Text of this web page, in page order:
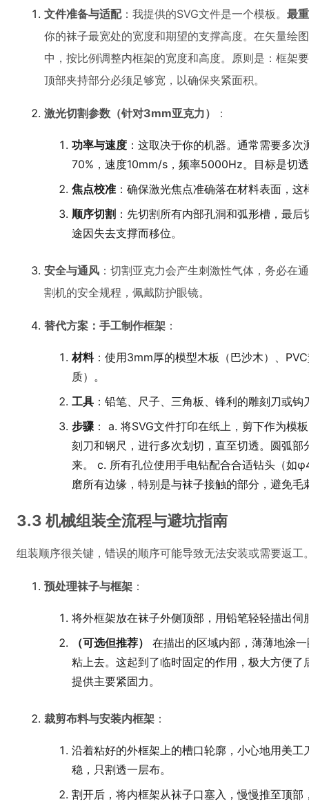
文件准备与适配：我提供的SVG文件是一个模板。 最
你的袜子最宽处的宽度和期望的支撑高度。在矢量
中，按比例调整内框架的宽度和高度。原则是：框架
顶部夹持部分必须足够宽，以确保夹紧面积。
激光切割参数（针对3mm亚克力） ：
功率与速度 ：这取决于你的机器。通常需要多
70%，速度10mm/s，频率5000Hz。目标是切
焦点校准 ：确保激光焦点准确落在材料表面，
顺序切割 ：先切割所有内部孔洞和弧形槽，最
途因失去支撑而移位。
安全与通风 ：切割亚克力会产生刺激性气体，务必在
割机的安全规程，佩戴防护眼镜。
替代方案：手工制作框架 ：
材料：使用3mm厚的模型木板（巴沙木）、
质）。
工具 ：铅笔、尺子、三角板、锋利的雕刻刀或
步骤： a. 将SVG文件打印在纸上，剪下作为模
刻刀和钢尺，进行多次划切，直至切透。圆弧
来。 c. 所有孔位使用手电钻配合合适钻头（如
磨所有边缘，特别是与袜子接触的部分，避免毛
3.3 机械组装全流程与避坑指南
组装顺序很关键，错误的顺序可能导致无法安装或需要返工
预处理袜子与框架 ：
将外框架放在袜子外侧顶部，用铅笔轻轻描出
（可选但推荐）
在描出的区域内部，薄薄地涂
粘上去。这起到了临时固定的作用，极大方便
提供主要紧固力。
裁剪布料与安装内框架 ：
沿着粘好的外框架上的槽口轮廓，小心地用美
稳，只割透一层布。
割开后，将内框架从袜子口塞入，慢慢推至顶